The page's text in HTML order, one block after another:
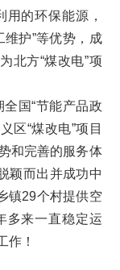
的环保能源，
维护”等优势，成
北方“煤改电”项
国“节能产品政
区“煤改电”项目
和完善的服务体
颖而出并成功中
镇29个村提供空
多来一直稳定运
作！